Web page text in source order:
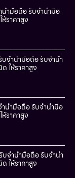
นำมือถือ รับจำนำมือ
ราคาสูง
จำนำมือถือ รับจำนำ
ให้ราคาสูง
นำมือถือ รับจำนำมือ
ราคาสูง
บจำนำมือถือ รับจำนำ
ให้ราคาสูง